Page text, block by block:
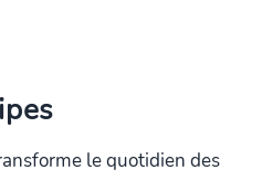
le quotidien des